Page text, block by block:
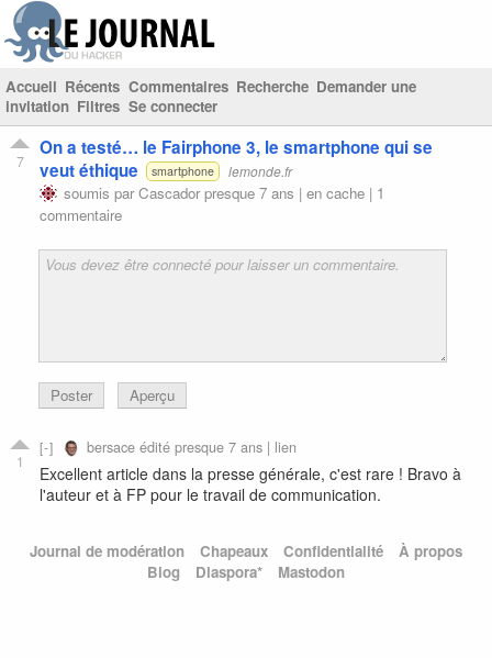
Accueil Récents Commentaires Recherche Demander une
invitation Filtres Se connecter
7
On a testé… le Fairphone 3, le smartphone qui se
veut éthique
smartphone lemonde.fr
soumis parCascadorpresque 7 ans | en cache | 1
commentaire
Poster Aperçu
1
bersaceédité presque 7 ans | lien
Excellent article dans la presse générale, c'est rare ! Bravo à
l'auteur et à FP pour le travail de communication.
Journal de modération Chapeaux Confidentialité
À propos
Blog
Diaspora* Mastodon